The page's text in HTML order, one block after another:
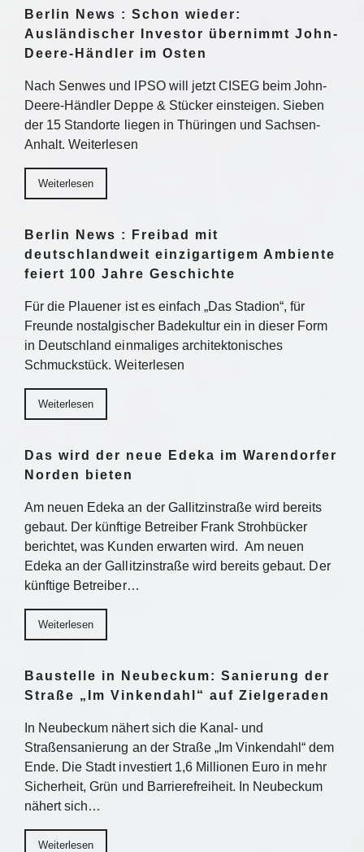
Berlin News : Schon wieder:
Ausländischer Investor übernimmt John-
Deere-Händler im Osten
Nach Senwes und IPSO will jetzt CISEG beim John-
Deere-Händler Deppe & Stücker einsteigen. Sieben
der 15 Standorte liegen in Thüringen und Sachsen-
Anhalt. Weiterlesen
Weiterlesen
Berlin News : Freibad mit
deutschlandweit einzigartigem Ambiente
feiert 100 Jahre Geschichte
Für die Plauener ist es einfach „Das Stadion“, für
Freunde nostalgischer Badekultur ein in dieser Form
in Deutschland einmaliges architektonisches
Schmuckstück. Weiterlesen
Weiterlesen
Das wird der neue Edeka im Warendorfer
Norden bieten
Am neuen Edeka an der Gallitzinstraße wird bereits
gebaut. Der künftige Betreiber Frank Strohbücker
berichtet, was Kunden erwarten wird. Am neuen
Edeka an der Gallitzinstraße wird bereits gebaut. Der
künftige Betreiber…
Weiterlesen
Baustelle in Neubeckum: Sanierung der
Straße „Im Vinkendahl“ auf Zielgeraden
In Neubeckum nähert sich die Kanal- und
Straßensanierung an der Straße „Im Vinkendahl“ dem
Ende. Die Stadt investiert 1,6 Millionen Euro in mehr
Sicherheit, Grün und Barrierefreiheit. In Neubeckum
nähert sich…
Weiterlesen